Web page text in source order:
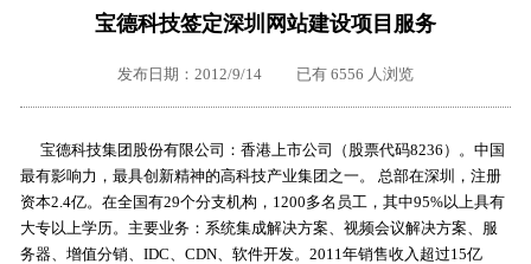
深一集团优势
外地客户专栏
工单提交
宝德科技签定深圳网站建设项目服务
发布日期：2012/9/14 已有 6556 人浏览
宝德科技集团股份有限公司：香港上市公司（股票代码8236）。中国
最有影响力，最具创新精神的高科技产业集团之一。 总部在深圳，注册
资本2.4亿。在全国有29个分支机构，1200多名员工，其中95%以上具有
大专以上学历。主要业务：系统集成解决方案、视频会议解决方案、服
务器、增值分销、IDC、CDN、软件开发。2011年销售收入超过15亿